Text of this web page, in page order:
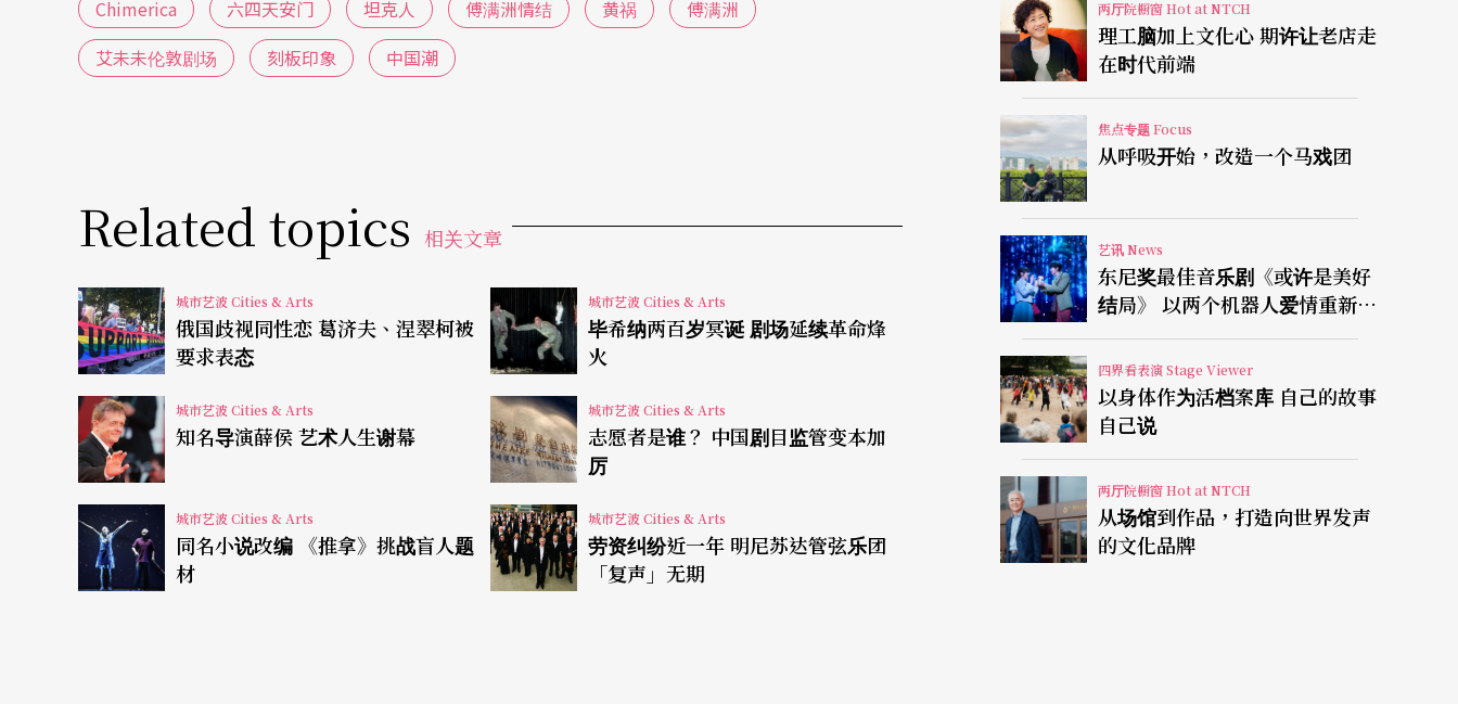
将底片藏在马桶水箱中，得以躲过公安的查缉和没收，于是让这张照片有面世的一天。然而数年
过去，当年的记者仍念念不忘下落不明的坦克人，便从在中国的老友张林（音译）处打探讯息，
借此表达中国与美国在政治运作、思维逻辑等相异之处。两位主角在天安门事件后的生命历程，
也显露出两大国截然不同的文化和氛围。
为了切换剧中十余年间交替的各种场景，舞台设计巧妙地利用立方体旋转，让观众得以在两种叙
事中，顺利地切换视角。即便全剧长达近三小时半，也不觉冗长，无怪乎《卫报》剧评赞不绝
口，称「今年要运气很好，才能看到比
Chimerica更好的新制作。」
《傅满洲情结》挑战各种刻板印象
而在Chimerica于西区演出档期近尾声之际，另一出与中国有关的《傅满洲情结》则在小型剧场
Ovalhouse演出，由亚裔演员Daniel York所创作。Daniel York长期关注亚裔演员在英国剧场界的
Chimerica 六四天安门 坦克人 傅满洲情结 黄祸
傅满洲
艾未未伦敦剧场
刻板印象 中国潮
Related topics 相关文章
城市艺波 Cities & Arts
俄国歧视同性恋 葛济夫、涅翠柯被
要求表态
城市艺波 Cities & Arts
毕希纳两百岁冥诞 剧场延续革命烽
火
城市艺波 Cities & Arts
知名导演薛侯 艺术人生谢幕
城市艺波 Cities & Arts
志愿者是谁？ 中国剧目监管变本加
厉
城市艺波 Cities & Arts
同名小说改编 《推拿》挑战盲人题
材
城市艺波 Cities & Arts
劳资纠纷近一年 明尼苏达管弦乐团
「复声」无期
两厅院橱窗 Hot at NTCH
理工脑加上文化心 期许让老店走
在时代前端
焦点专题 Focus
从呼吸开始，改造一个马戏团
艺讯 News
东尼奖最佳音乐剧《或许是美好
结局》 以两个机器人爱情重新凝
视有限人生
四界看表演 Stage Viewer
以身体作为活档案库 自己的故事
自己说
两厅院橱窗 Hot at NTCH
从场馆到作品，打造向世界发声
的文化品牌